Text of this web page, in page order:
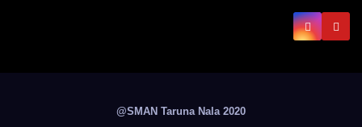
@SMAN Taruna Nala 2020